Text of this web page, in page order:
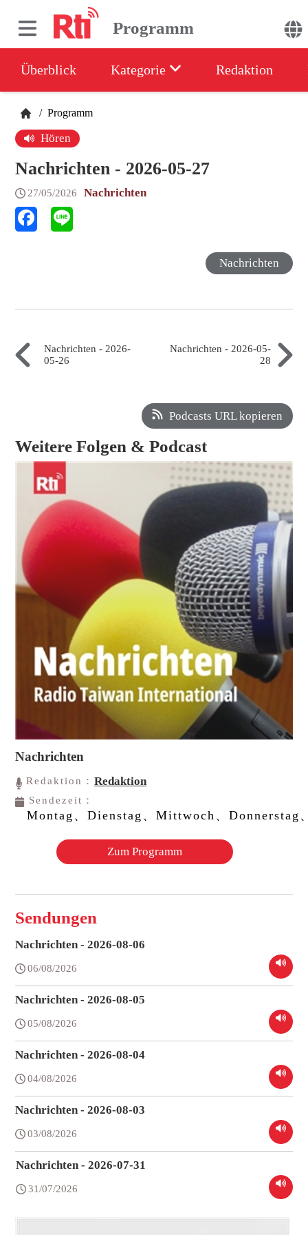
Programm
Überblick Kategorie Redaktion
/ Programm
Hören
Nachrichten - 2026-05-27
27/05/2026 Nachrichten
Nachrichten
Nachrichten - 2026-
05-26
Nachrichten - 2026-05-
28
Podcasts URL kopieren
Weitere Folgen & Podcast
Nachrichten
Redaktion：Redaktion
Sendezeit：
Montag、Dienstag、Mittwoch、Donnerstag
Zum Programm
Sendungen
Nachrichten - 2026-08-06
06/08/2026
Nachrichten - 2026-08-05
05/08/2026
Nachrichten - 2026-08-04
04/08/2026
Nachrichten - 2026-08-03
03/08/2026
Nachrichten - 2026-07-31
31/07/2026